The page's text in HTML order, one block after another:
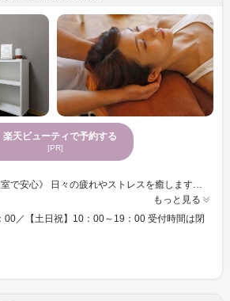
楽天ビューティで予約する
[PR]
《心地よい力加減》《個室で安心》 日々の疲れやストレスを癒します！ お客様おひとりにしっかりとカウンセリングしてお悩みにあった施術に！！ ドリンクや商材も天然のものをご用意しております◎ 気持ちいいドライヘッドスパはヤミツキになると好評！！ こころもカラダもすっきり☆☆Happyな時間を送りませんか？お客様のお悩みにお応えします！
もっと見る
00／【土日祝】10：00～19：00 受付時間は閉